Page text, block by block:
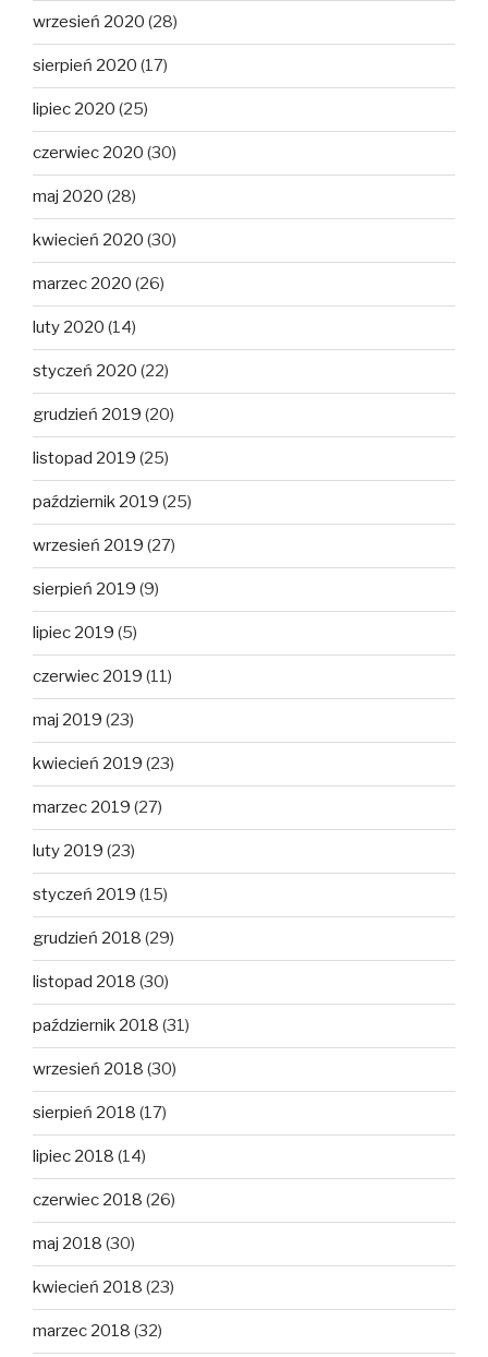
wrzesień 2020 (28)
sierpień 2020 (17)
lipiec 2020 (25)
czerwiec 2020 (30)
maj 2020 (28)
kwiecień 2020 (30)
marzec 2020 (26)
luty 2020 (14)
styczeń 2020 (22)
grudzień 2019 (20)
listopad 2019 (25)
październik 2019 (25)
wrzesień 2019 (27)
sierpień 2019 (9)
lipiec 2019 (5)
czerwiec 2019 (11)
maj 2019 (23)
kwiecień 2019 (23)
marzec 2019 (27)
luty 2019 (23)
styczeń 2019 (15)
grudzień 2018 (29)
listopad 2018 (30)
październik 2018 (31)
wrzesień 2018 (30)
sierpień 2018 (17)
lipiec 2018 (14)
czerwiec 2018 (26)
maj 2018 (30)
kwiecień 2018 (23)
marzec 2018 (32)